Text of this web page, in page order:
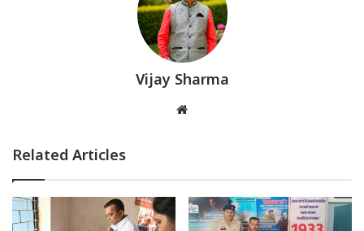
Vijay Sharma
Related Articles